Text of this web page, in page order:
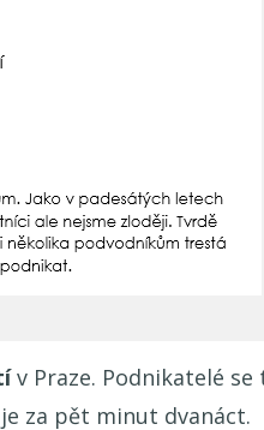
v Praze. Podnikatelé se
za pět minut dvanáct.